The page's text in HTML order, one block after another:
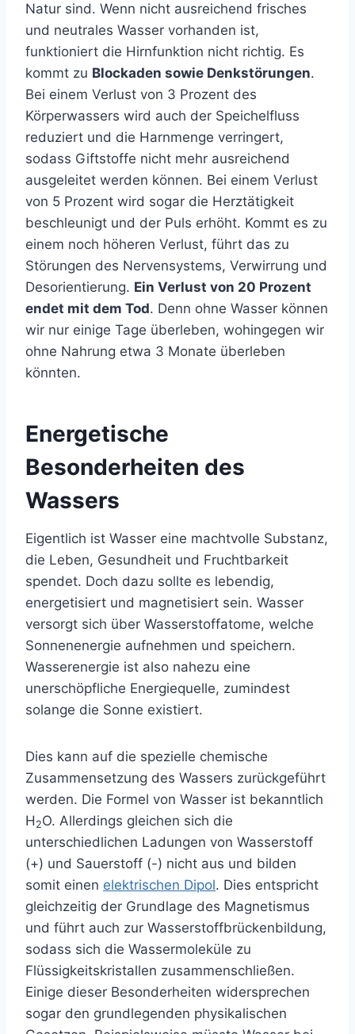
Natur sind. Wenn nicht ausreichend frisches
und neutrales Wasser vorhanden ist,
funktioniert die Hirnfunktion nicht richtig. Es
kommt zu Blockaden sowie Denkstörungen.
Bei einem Verlust von 3 Prozent des
Körperwassers wird auch der Speichelfluss
reduziert und die Harnmenge verringert,
sodass Giftstoffe nicht mehr ausreichend
ausgeleitet werden können. Bei einem Verlust
von 5 Prozent wird sogar die Herztätigkeit
beschleunigt und der Puls erhöht. Kommt es zu
einem noch höheren Verlust, führt das zu
Störungen des Nervensystems, Verwirrung und
Desorientierung. Ein Verlust von 20 Prozent
endet mit dem Tod. Denn ohne Wasser können
wir nur einige Tage überleben, wohingegen wir
ohne Nahrung etwa 3 Monate überleben
könnten.
Energetische
Besonderheiten des
Wassers
Eigentlich ist Wasser eine machtvolle Substanz,
die Leben, Gesundheit und Fruchtbarkeit
spendet. Doch dazu sollte es lebendig,
energetisiert und magnetisiert sein. Wasser
versorgt sich über Wasserstoffatome, welche
Sonnenenergie aufnehmen und speichern.
Wasserenergie ist also nahezu eine
unerschöpfliche Energiequelle, zumindest
solange die Sonne existiert.
Dies kann auf die spezielle chemische
Zusammensetzung des Wassers zurückgeführt
werden. Die Formel von Wasser ist bekanntlich
H 2O. Allerdings gleichen sich die
unterschiedlichen Ladungen von Wasserstoff
(+) und Sauerstoff (-) nicht aus und bilden
somit einen elektrischen Dipol. Dies entspricht
gleichzeitig der Grundlage des Magnetismus
und führt auch zur Wasserstoffbrückenbildung,
sodass sich die Wassermoleküle zu
Flüssigkeitskristallen zusammenschließen.
Einige dieser Besonderheiten widersprechen
sogar den grundlegenden physikalischen